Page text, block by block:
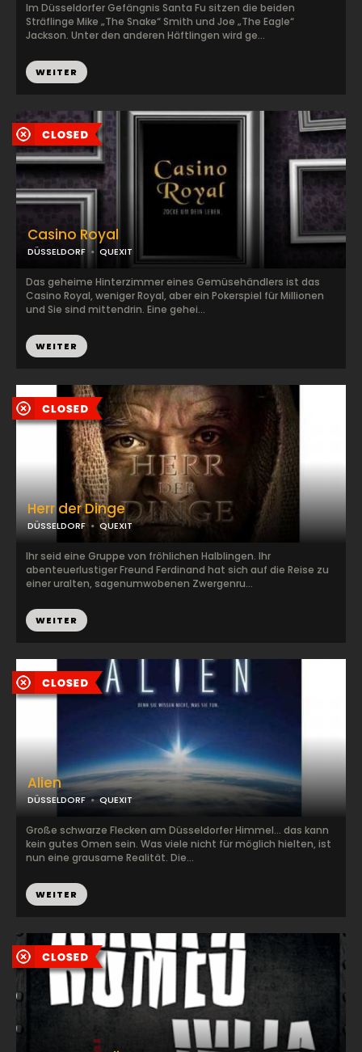
Casino Royal
DÜSSELDORF QUEXIT
Das geheime Hinterzimmer eines Gemüsehändlers ist das
Casino Royal, weniger Royal, aber ein Pokerspiel für Millionen
und Sie sind mittendrin. Eine gehei...
WEITER
Alien
DÜSSELDORF QUEXIT
Große schwarze Flecken am Düsseldorfer Himmel... das kann
kein gutes Omen sein. Was viele nicht für möglich hielten, ist
nun eine grausame Realität. Die...
WEITER
Im Düsseldorfer Gefängnis Santa Fu sitzen die beiden
Sträflinge Mike „The Snake“ Smith und Joe „The Eagle“
Jackson. Unter den anderen Häftlingen wird ge...
WEITER
Herr der Dinge
DÜSSELDORF QUEXIT
Ihr seid eine Gruppe von fröhlichen Halblingen. Ihr
abenteuerlustiger Freund Ferdinand hat sich auf die Reise zu
einer uralten, sagenumwobenen Zwergenru...
WEITER